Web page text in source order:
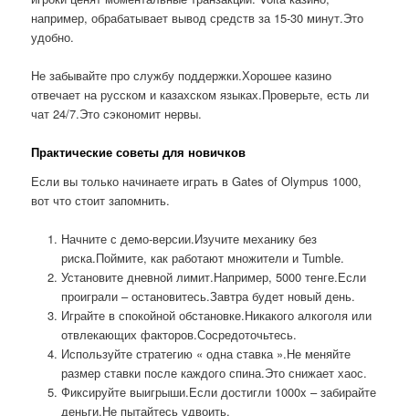
например, обрабатывает вывод средств за 15-30 минут.Это
удобно.
Не забывайте про службу поддержки.Хорошее казино
отвечает на русском и казахском языках.Проверьте, есть ли
чат 24/7.Это сэкономит нервы.
Практические советы для новичков
Если вы только начинаете играть в Gates of Olympus 1000,
вот что стоит запомнить.
Начните с демо-версии.Изучите механику без
риска.Поймите, как работают множители и Tumble.
Установите дневной лимит.Например, 5000 тенге.Если
проиграли – остановитесь.Завтра будет новый день.
Играйте в спокойной обстановке.Никакого алкоголя или
отвлекающих факторов.Сосредоточьтесь.
Используйте стратегию « одна ставка ».Не меняйте
размер ставки после каждого спина.Это снижает хаос.
Фиксируйте выигрыши.Если достигли 1000x – забирайте
деньги.Не пытайтесь удвоить.